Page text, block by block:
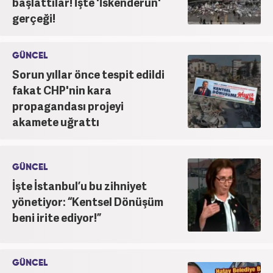
gerçeği!
GÜNCEL
Sorun yıllar önce tespit edildi
fakat CHP'nin kara
propagandası projeyi
akamete uğrattı
GÜNCEL
İşte İstanbul’u bu zihniyet
yönetiyor: “Kentsel Dönüşüm
beni irite ediyor!”
GÜNCEL